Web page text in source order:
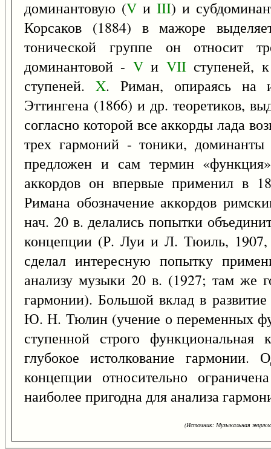
доминантовую (V иIII) и
Корсаков (1884) в мажоре
тонической группе он относит
доминантовой - Vи VIIступеней,
ступеней. X. Риман, опираясь на
Эттингена (1866) и др. теоретиков,
согласно которой все аккорды лада
трех гармоний - тоники,
предложен и сам термин
аккордов он впервые применил в
Римана обозначение аккордов
нач. 20 в. делались попытки
концепции (Р. Луи и Л. Тюиль,
сделал интересную попытку
анализу музыки 20 в. (1927; там же
гармонии). Большой вклад в
Ю. Н. Тюлин (учение о переменных
ступенной строго
глубокое истолкование гармонии.
концепции относительно
наиболее пригодна для анализа
(Источник: Музыкальная